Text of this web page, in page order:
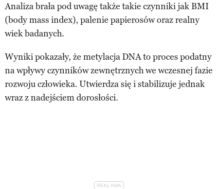
Analiza brała pod uwagę także takie czynniki jak BMI
(body mass index), palenie papierosów oraz realny
wiek badanych.
Wyniki pokazały, że metylacja DNA to proces podatny
na wpływy czynników zewnętrznych we wczesnej fazie
rozwoju człowieka. Utwierdza się i stabilizuje jednak
wraz z nadejściem dorosłości.